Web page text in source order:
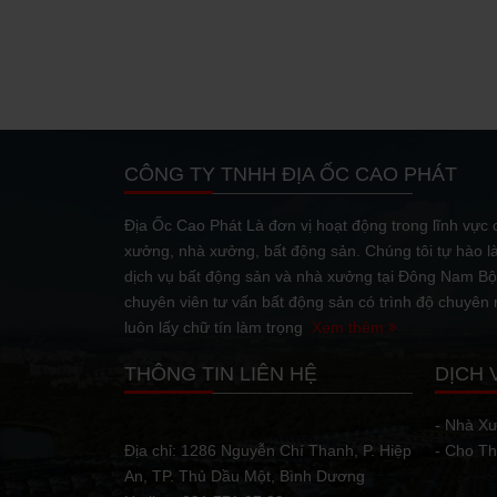
chính sách ưu đãi
13/04/2021
Bên cạnh làn sóng
Việt Nam có thể đón
08/04/2021
người nhận ra đây
CÔNG TY TNHH ĐỊA ỐC CAO PHÁT
Địa Ốc Cao Phát Là đơn vị hoạt động trong lĩnh vực
xưởng, nhà xưởng, bất động sản. Chúng tôi tự hào
dịch vụ bất động sản và nhà xưởng tại Đông Nam
chuyên viên tư vấn bất động sản có trình độ chuyên
luôn lấy chữ tín làm trọng Xem thêm
THÔNG TIN LIÊN HỆ
Địa chỉ: 1286 Nguyễn Chí Thanh, P. Hiệp
An, TP. Thủ Dầu Một, Bình Dương
DỊCH
- Nhà
- Cho